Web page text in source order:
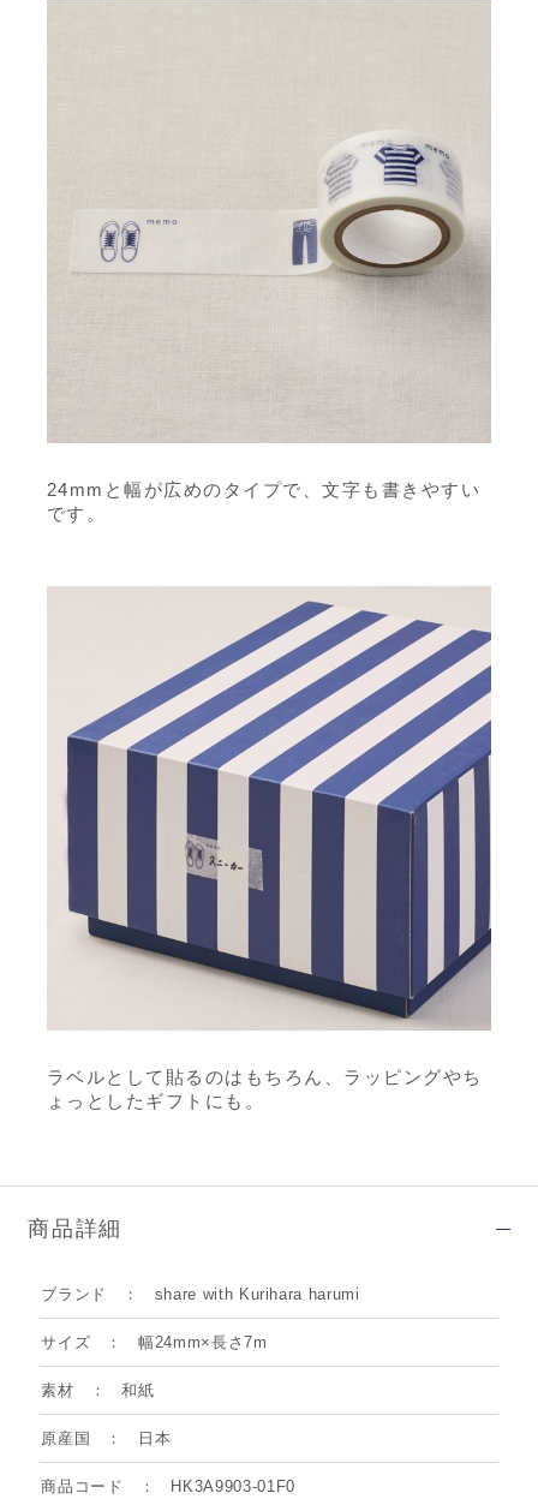
24mmと幅が広めのタイプで、文字も書きやすい
です。
ラベルとして貼るのはもちろん、ラッピングやち
ょっとしたギフトにも。
商品詳細
ブランド share with Kurihara harumi
サイズ 幅24mm×長さ7m
素材 和紙
原産国 日本
商品コード HK3A9903-01F0